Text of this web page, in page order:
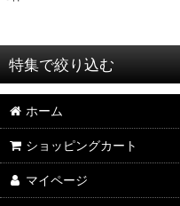
並び順 :
特集で絞り込む
【業務用 お取引先様専用】
よしやす歳末市
すきやきしゃぶしゃぶ
ホーム
ショッピングカート
マイページ